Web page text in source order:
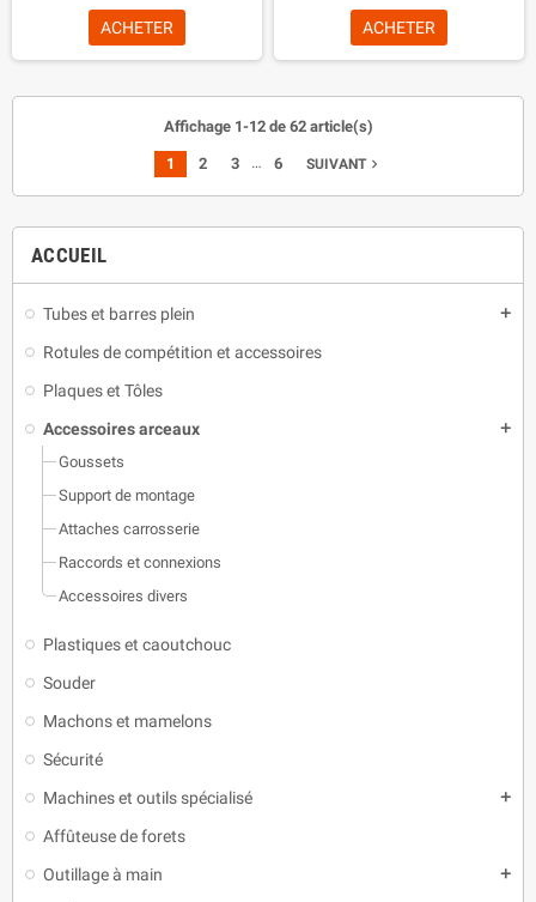
ACCUEIL
Tubes et barres plein add
Rotules de compétition et accessoires
Plaques et Tôles
Accessoires arceaux
add
Goussets
Support de montage
Attaches carrosserie
Raccords et connexions
Accessoires divers
Plastiques et caoutchouc
Souder
Machons et mamelons
Sécurité
Machines et outils spécialisé
add
Affûteuse de forets
Outillage à main
add
ACHETER ACHETER
Affichage 1-12 de 62 article(s)
1 2 3 … 6 SUIVANTnavigate_next